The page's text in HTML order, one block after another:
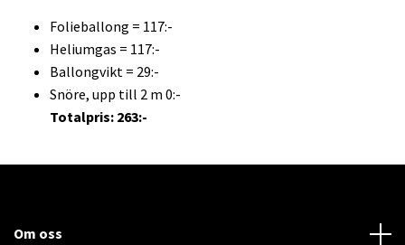
Folieballong = 117:-
Heliumgas = 117:-
Ballongvikt = 29:-
Snöre, upp till 2 m 0:-
Totalpris: 263:-
Om oss